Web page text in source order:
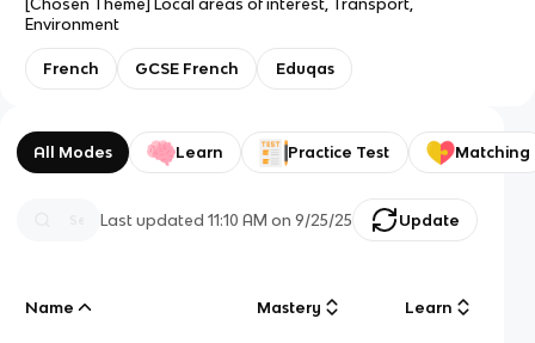
[Chosen Theme] Local areas of interest, Transport,
Environment
French GCSE French Eduqas
All Modes Learn Practice Test Matching
Last updated11:10 AM on 9/25/25 Update
Name Mastery Learn